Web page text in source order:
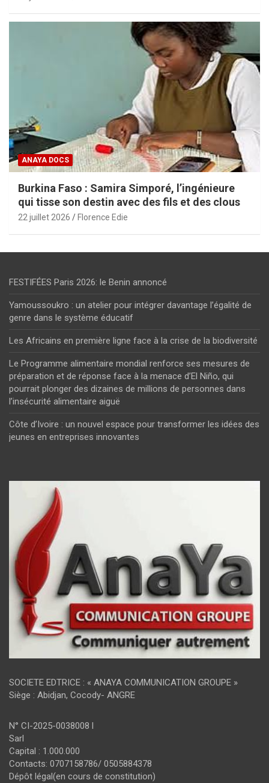
ANAYA DOCS
Burkina Faso : Samira Simporé, l’ingénieure
qui tisse son destin avec des fils et des clous
22 juillet 2026 Florence Edie
FESTIFÉES Paris 2026: le Benin annoncé
Yamoussoukro : un atelier pour intégrer davantage l’égalité de
genre dans le système éducatif
Les Africains en première ligne face à la crise de la biodiversité
Le Programme alimentaire mondial renforce ses mesures de
préparation et de réponse face à la menace d’El Niño, qui
pourrait plonger des dizaines de millions de personnes dans
l’insécurité alimentaire aiguë
Côte d’Ivoire : un nouvel espace pour transformer les idées des
jeunes en entreprises innovantes
SOCIETE EDTRICE : « ANAYA COMMUNICATION GROUPE »
Siège : Abidjan, Cocody- ANGRE
N° CI-2025-0038008 l
Sarl
Capital : 1.000.000
Contacts: 0707158786/ 0505884378
Dépôt légal(en cours de constitution)